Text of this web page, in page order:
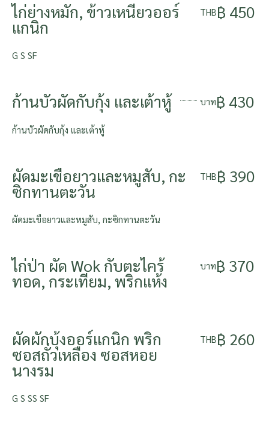
ไก่ย่างหมัก, ข้าวเหนียวออร์
แกนิก
THB฿ 450
G S SF
ก้านบัวผัดกับกุ้ง และเต้าหู้ บาท฿ 430
ก้านบัวผัดกับกุ้ง และเต้าหู้
ผัดมะเขือยาวและหมูสับ, กะ
ซิกทานตะวัน
THB฿ 390
ผัดมะเขือยาวและหมูสับ, กะซิกทานตะวัน
ไก่ป่า ผัด Wok กับตะไคร้
ทอด, กระเทียม, พริกแห้ง
บาท฿ 370
ผัดผักบุ้งออร์แกนิก พริก
ซอสถั่วเหลือง ซอสหอย
นางรม
THB฿ 260
G S SS SF